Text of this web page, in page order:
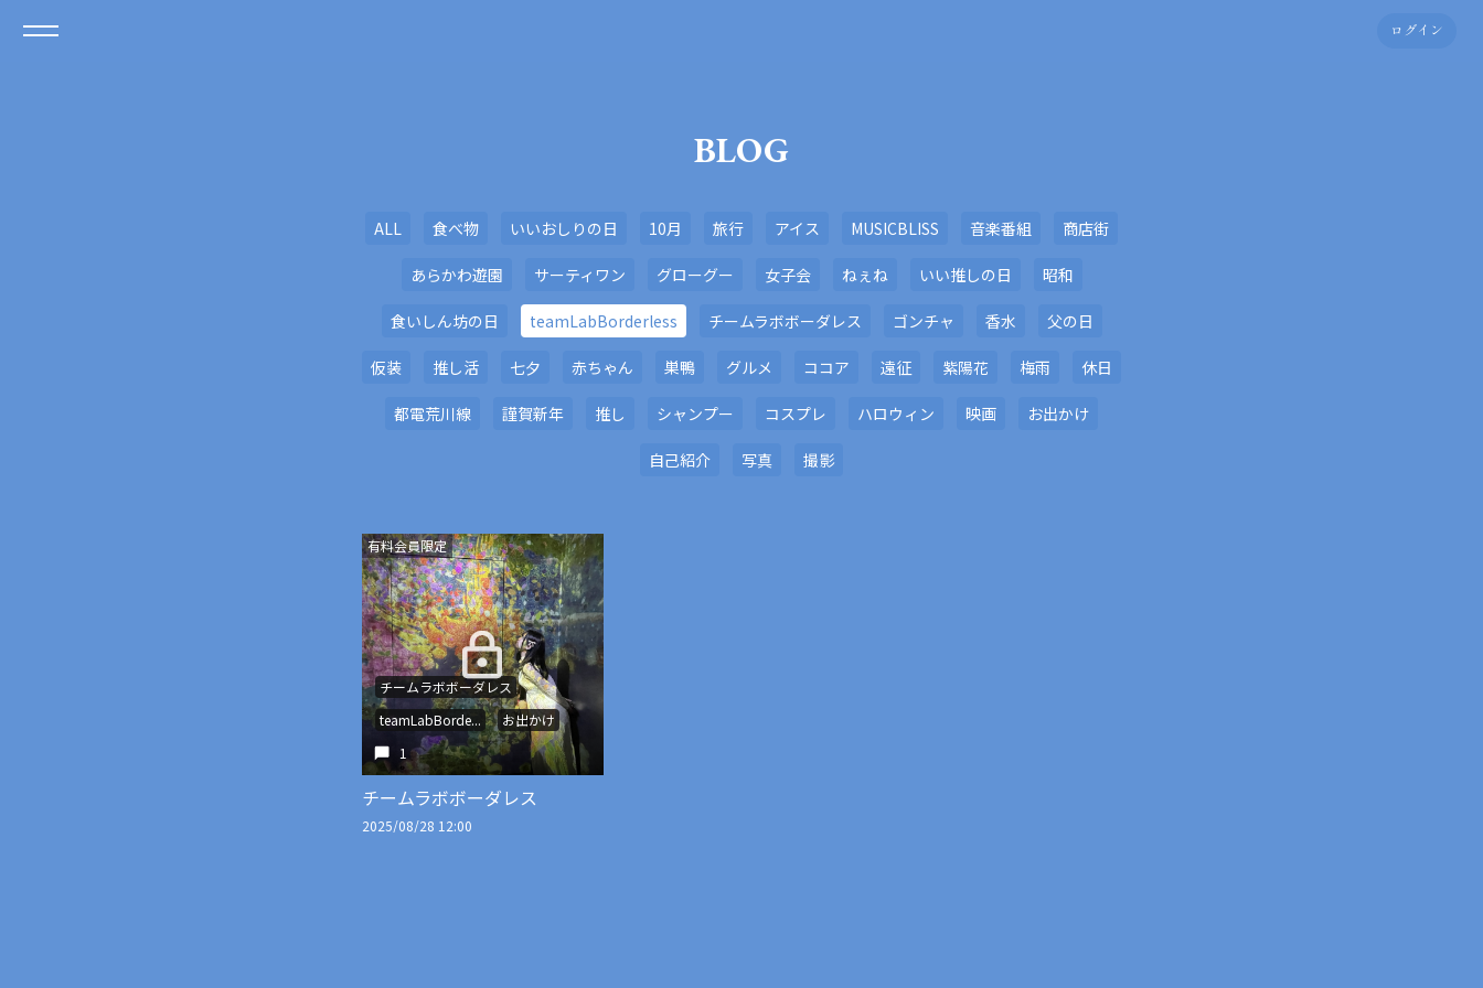
ログイン
BLOG
ALL 食べ物 いいおしりの日 10月 旅行 アイス MUSICBLISS 音楽番組 商店街
あらかわ遊園 サーティワン グローグー 女子会 ねぇね いい推しの日 昭和
食いしん坊の日 teamLabBorderless チームラボボーダレス ゴンチャ 香水 父の日
仮装 推し活 七夕 赤ちゃん 巣鴨 グルメ ココア 遠征 紫陽花 梅雨 休日
都電荒川線 謹賀新年 推し シャンプー コスプレ ハロウィン 映画 お出かけ
自己紹介 写真 撮影
有料会員限定
チームラボボーダレス
teamLabBorde...
お出かけ
1
チームラボボーダレス
2025/08/28 12:00